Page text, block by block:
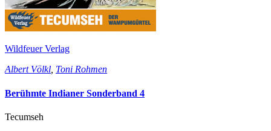
Wildfeuer Verlag
Albert Völkl, Toni Rohmen
Berühmte Indianer Sonderband 4
Tecumseh